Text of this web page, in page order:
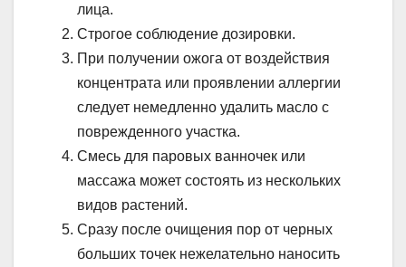
лица.
Строгое соблюдение дозировки.
При получении ожога от воздействия
концентрата или проявлении аллергии
следует немедленно удалить масло с
поврежденного участка.
Смесь для паровых ванночек или
массажа может состоять из нескольких
видов растений.
Сразу после очищения пор от черных
больших точек нежелательно наносить